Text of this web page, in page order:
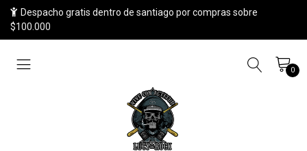
Despacho gratis dentro de santiago por compras sobre
$100.000
0